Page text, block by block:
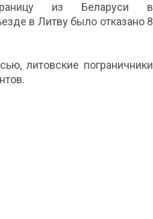
из Беларуси в
в Литву было отказано 8
литовские пограничники